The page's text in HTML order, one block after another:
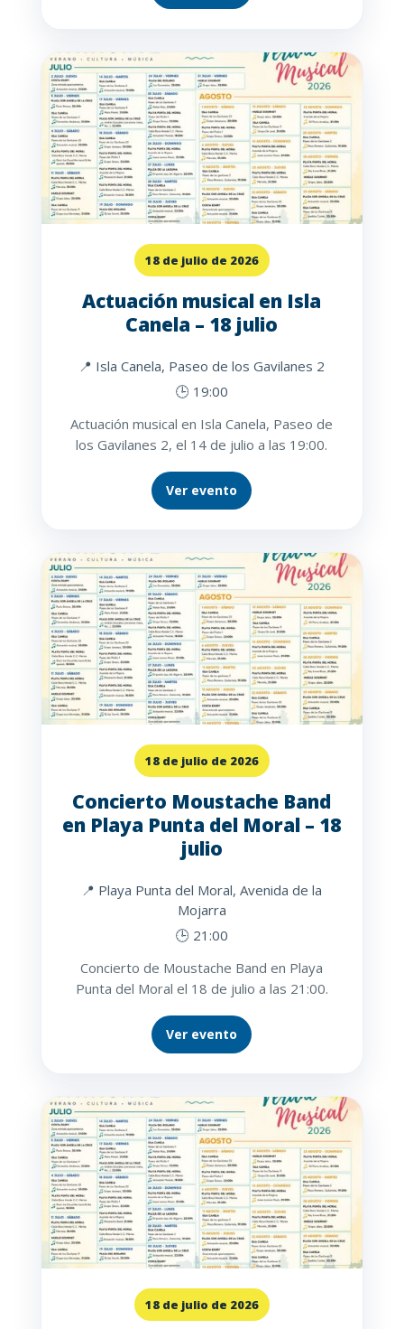
18 de julio de 2026
Actuación musical en Isla
Canela – 18 julio
📍 Isla Canela, Paseo de los Gavilanes 2
🕒 19:00
Actuación musical en Isla Canela, Paseo de
los Gavilanes 2, el 14 de julio a las 19:00.
Ver evento
18 de julio de 2026
Concierto Moustache Band
en Playa Punta del Moral – 18
julio
📍 Playa Punta del Moral, Avenida de la
Mojarra
🕒 21:00
Concierto de Moustache Band en Playa
Punta del Moral el 18 de julio a las 21:00.
Ver evento
18 de julio de 2026